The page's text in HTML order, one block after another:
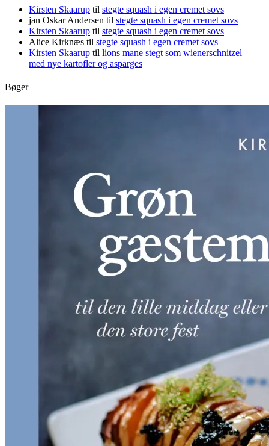
Kirsten Skaarup til stegte squash i egen cremet sovs
jan Oskar Andersen til stegte squash i egen cremet sovs
Kirsten Skaarup til stegte squash i egen cremet sovs
Alice Kirknæs til stegte squash i egen cremet sovs
Kirsten Skaarup til lions mane stegt som wienerschnitzel –
med nye kartofler og asparges
Bøger